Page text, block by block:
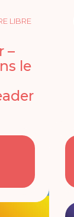
LIBRE
–
le